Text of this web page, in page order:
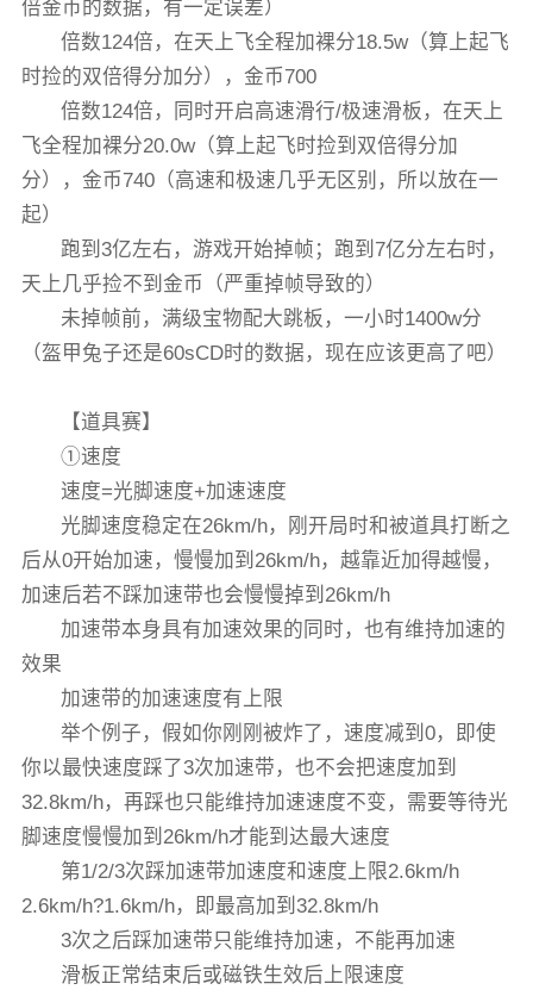
倍金币的数据，有一定误差）
倍数124倍，在天上飞全程加裸分18.5w（算上起飞
时捡的双倍得分加分），金币700
倍数124倍，同时开启高速滑行/极速滑板，在天上
飞全程加裸分20.0w（算上起飞时捡到双倍得分加
分），金币740（高速和极速几乎无区别，所以放在一
起）
跑到3亿左右，游戏开始掉帧；跑到7亿分左右时，
天上几乎捡不到金币（严重掉帧导致的）
未掉帧前，满级宝物配大跳板，一小时1400w分
（盔甲兔子还是60sCD时的数据，现在应该更高了吧）
【道具赛】
①速度
速度=光脚速度+加速速度
光脚速度稳定在26km/h，刚开局时和被道具打断之
后从0开始加速，慢慢加到26km/h，越靠近加得越慢，
加速后若不踩加速带也会慢慢掉到26km/h
加速带本身具有加速效果的同时，也有维持加速的
效果
加速带的加速速度有上限
举个例子，假如你刚刚被炸了，速度减到0，即使
你以最快速度踩了3次加速带，也不会把速度加到
32.8km/h，再踩也只能维持加速速度不变，需要等待光
脚速度慢慢加到26km/h才能到达最大速度
第1/2/3次踩加速带加速度和速度上限2.6km/h
2.6km/h?1.6km/h，即最高加到32.8km/h
3次之后踩加速带只能维持加速，不能再加速
滑板正常结束后或磁铁生效后上限速度